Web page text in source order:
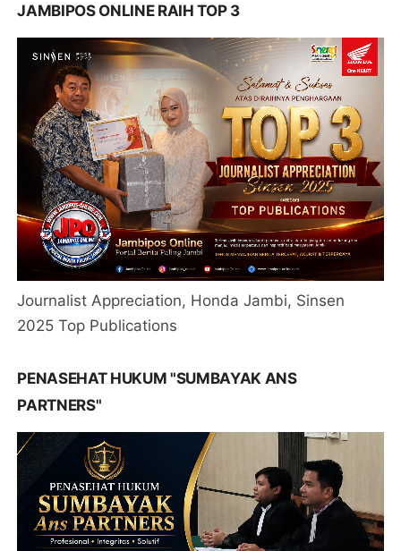
JAMBIPOS ONLINE RAIH TOP 3
Journalist Appreciation, Honda Jambi, Sinsen
2025 Top Publications
PENASEHAT HUKUM "SUMBAYAK ANS
PARTNERS"